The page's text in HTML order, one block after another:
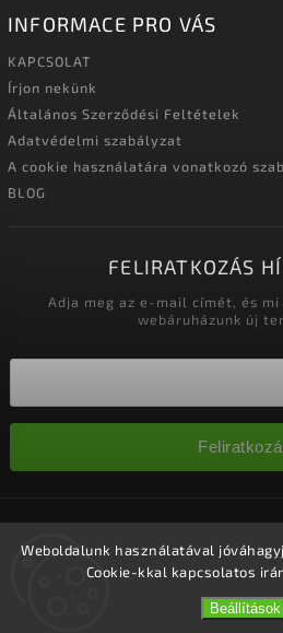
Weboldalunk használatával
Cookie-kkal kapcsolatos
Beállítások
INFORMACE PRO VÁS
KAPCSOLAT
Írjon nekünk
Általános Szerződési Feltételek
Adatvédelmi szabályzat
A cookie használatára vonatkozó
BLOG
FELIRATKOZÁS
Adja meg az e-mail címét, és
webáruházunk új
Süti beállítások
Shoptet| Design